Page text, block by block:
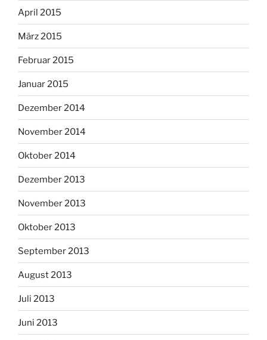
April 2015
März 2015
Februar 2015
Januar 2015
Dezember 2014
November 2014
Oktober 2014
Dezember 2013
November 2013
Oktober 2013
September 2013
August 2013
Juli 2013
Juni 2013